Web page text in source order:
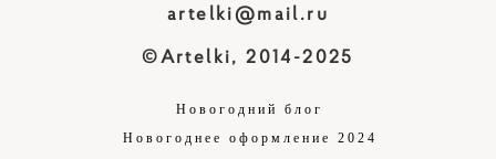
artelki@mail.ru
©Artelki, 2014-2025
Новогодний блог
Новогоднее оформление 2024